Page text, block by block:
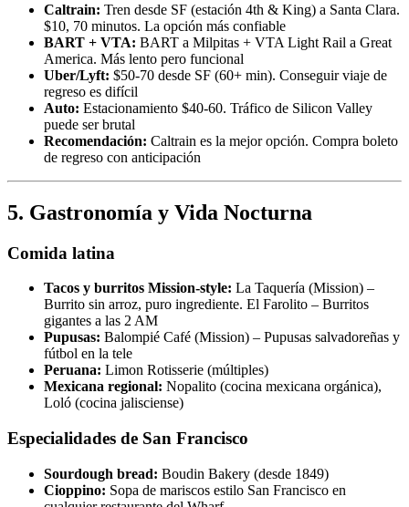
Caltrain: Tren desde SF (estación 4th & King) a Santa Clara.
$10, 70 minutos. La opción más confiable
BART + VTA: BART a Milpitas + VTA Light Rail a Great
America. Más lento pero funcional
Uber/Lyft: $50-70 desde SF (60+ min). Conseguir viaje de
regreso es difícil
Auto: Estacionamiento $40-60. Tráfico de Silicon Valley
puede ser brutal
Recomendación: Caltrain es la mejor opción. Compra boleto
de regreso con anticipación
5. Gastronomía y Vida Nocturna
Comida latina
Tacos y burritos Mission-style: La Taquería (Mission) –
Burrito sin arroz, puro ingrediente. El Farolito – Burritos
gigantes a las 2 AM
Pupusas: Balompié Café (Mission) – Pupusas salvadoreñas y
fútbol en la tele
Peruana: Limon Rotisserie (múltiples)
Mexicana regional: Nopalito (cocina mexicana orgánica),
Loló (cocina jalisciense)
Especialidades de San Francisco
Sourdough bread: Boudin Bakery (desde 1849)
Cioppino: Sopa de mariscos estilo San Francisco en